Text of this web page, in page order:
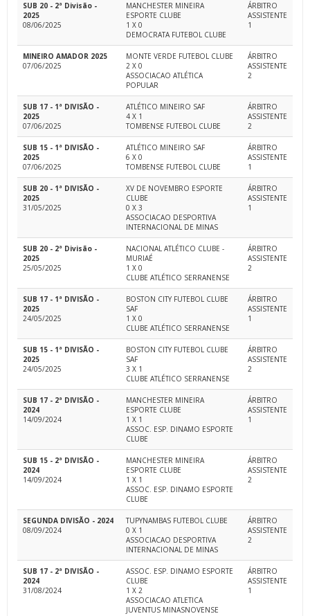
SUB 20 - 2ª Divisão -
2025
08/06/2025
MANCHESTER MINEIRA
ESPORTE CLUBE
1 X 0
DEMOCRATA FUTEBOL CLUBE
ÁRBITRO
ASSISTENTE
1
MINEIRO AMADOR 2025
07/06/2025
MONTE VERDE FUTEBOL CLUBE
2 X 0
ASSOCIACAO ATLÉTICA
POPULAR
ÁRBITRO
ASSISTENTE
2
SUB 17 - 1ª DIVISÃO -
2025
07/06/2025
ATLÉTICO MINEIRO SAF
4 X 1
TOMBENSE FUTEBOL CLUBE
ÁRBITRO
ASSISTENTE
2
SUB 15 - 1ª DIVISÃO -
2025
07/06/2025
ATLÉTICO MINEIRO SAF
6 X 0
TOMBENSE FUTEBOL CLUBE
ÁRBITRO
ASSISTENTE
1
SUB 20 - 1ª DIVISÃO -
2025
31/05/2025
XV DE NOVEMBRO ESPORTE
CLUBE
0 X 3
ASSOCIACAO DESPORTIVA
INTERNACIONAL DE MINAS
ÁRBITRO
ASSISTENTE
1
SUB 20 - 2ª Divisão -
2025
25/05/2025
NACIONAL ATLÉTICO CLUBE -
MURIAÉ
1 X 0
CLUBE ATLÉTICO SERRANENSE
ÁRBITRO
ASSISTENTE
2
SUB 17 - 1ª DIVISÃO -
2025
24/05/2025
BOSTON CITY FUTEBOL CLUBE
SAF
1 X 0
CLUBE ATLÉTICO SERRANENSE
ÁRBITRO
ASSISTENTE
1
SUB 15 - 1ª DIVISÃO -
2025
24/05/2025
BOSTON CITY FUTEBOL CLUBE
SAF
3 X 1
CLUBE ATLÉTICO SERRANENSE
ÁRBITRO
ASSISTENTE
2
SUB 17 - 2ª DIVISÃO -
2024
14/09/2024
MANCHESTER MINEIRA
ESPORTE CLUBE
1 X 1
ASSOC. ESP. DINAMO ESPORTE
CLUBE
ÁRBITRO
ASSISTENTE
1
SUB 15 - 2ª DIVISÃO -
2024
14/09/2024
MANCHESTER MINEIRA
ESPORTE CLUBE
1 X 1
ASSOC. ESP. DINAMO ESPORTE
CLUBE
ÁRBITRO
ASSISTENTE
2
SEGUNDA DIVISÃO - 2024
08/09/2024
TUPYNAMBAS FUTEBOL CLUBE
0 X 1
ASSOCIACAO DESPORTIVA
INTERNACIONAL DE MINAS
ÁRBITRO
ASSISTENTE
2
SUB 17 - 2ª DIVISÃO -
2024
31/08/2024
ASSOC. ESP. DINAMO ESPORTE
CLUBE
1 X 2
ASSOCIACAO ATLETICA
JUVENTUS MINASNOVENSE
ÁRBITRO
ASSISTENTE
1